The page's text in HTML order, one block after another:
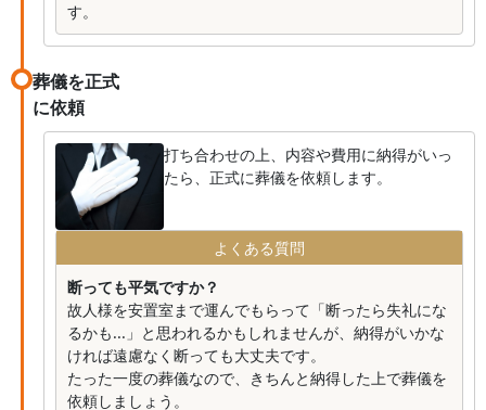
す。
葬儀を正式
に依頼
打ち合わせの上、内容や費用に納得がいっ
たら、正式に葬儀を依頼します。
よくある質問
断っても平気ですか？
故人様を安置室まで運んでもらって「断ったら失礼にな
るかも...」と思われるかもしれませんが、納得がいかな
ければ遠慮なく断っても大丈夫です。
たった一度の葬儀なので、きちんと納得した上で葬儀を
依頼しましょう。